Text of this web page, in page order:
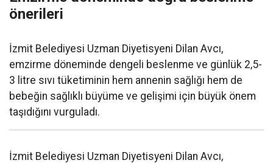
önerileri
İzmit Belediyesi Uzman Diyetisyeni Dilan Avcı,
emzirme döneminde dengeli beslenme ve günlük 2,5-
3 litre sıvı tüketiminin hem annenin sağlığı hem de
bebeğin sağlıklı büyüme ve gelişimi için büyük önem
taşıdığını vurguladı.
İzmit Belediyesi Uzman Diyetisyeni Dilan Avcı,